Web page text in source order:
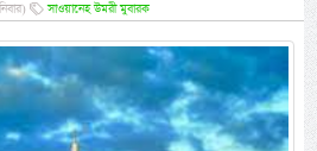
সাওয়ানেহ উমরী মুবারক